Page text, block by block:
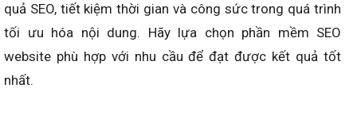
quả SEO, tiết kiệm thời gian và công sức trong quá trình
tối ưu hóa nội dung. Hãy lựa chọn phần mềm SEO
website phù hợp với nhu cầu để đạt được kết quả tốt
nhất.